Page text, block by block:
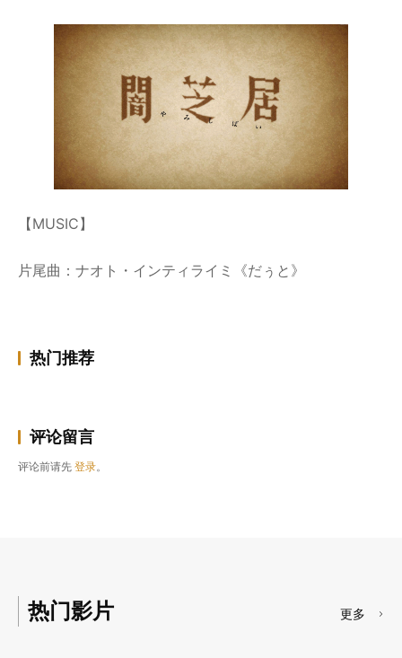
【MUSIC】
片尾曲：ナオト・インティライミ《だぅと》
热门推荐
评论留言
评论前请先 登录。
热门影片 更多